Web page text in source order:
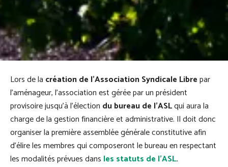
Lors de la création de l’Association Syndicale Librepar
l’aménageur, l’association est gérée par un président
provisoire jusqu’à l’élection du bureau de l’ASLqui aura la
charge de la gestion financière et administrative. Il doit donc
organiser la première assemblée générale constitutive afin
d’élire les membres qui composeront le bureau en respectant
les modalités prévues dans les statuts de l’ASL.